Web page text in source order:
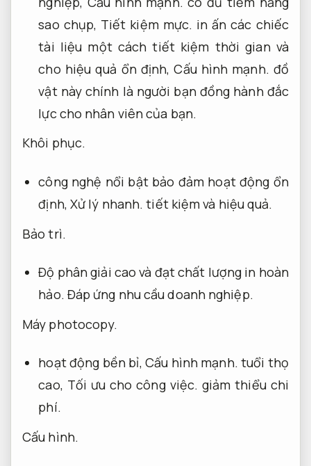
sao chụp, Tiết kiệm mực. in ấn các chiếc
tài liệu một cách tiết kiệm thời gian và
cho hiệu quả ổn định,Cấu hình mạnh. đồ
vật này chính là người bạn đồng hành đắc
lực cho nhân viên của bạn.
Khôi phục.
công nghệ nổi bật bảo đảm hoạt động ổn
định, Xử lý nhanh. tiết kiệm và hiệu quả.
Bảo trì.
Độ phân giải cao và đạt chất lượng in hoàn
hảo. Đáp ứng nhu cầu doanh nghiệp.
Máy photocopy.
hoạt động bền bỉ, Cấu hình mạnh. tuổi thọ
cao, Tối ưu cho công việc. giảm thiểu chi
phí.
Cấu hình.